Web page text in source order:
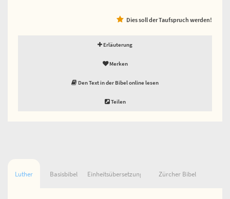
Dies soll der Taufspruch werden!
Erläuterung
Merken
Den Text in der Bibel online lesen
Teilen
Luther Basisbibel Einheitsübersetzung Zürcher Bibel